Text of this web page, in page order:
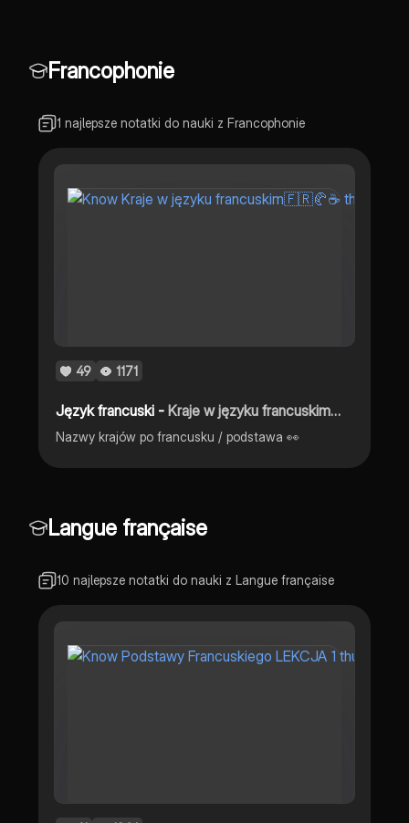
Francophonie
1 najlepsze notatki do nauki z Francophonie
49 1171
Język francuski -Kraje w języku francuskim🇫🇷🥐☕
Nazwy krajów po francusku / podstawa 👀
Langue française
10 najlepsze notatki do nauki z Langue française